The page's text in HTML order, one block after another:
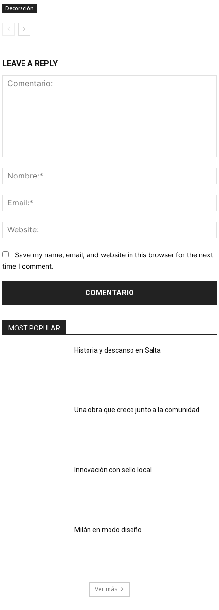
Decoración
LEAVE A REPLY
Save my name, email, and website in this browser for the next
time I comment.
MOST POPULAR
Historia y descanso en Salta
Una obra que crece junto a la comunidad
Innovación con sello local
Milán en modo diseño
Ver más